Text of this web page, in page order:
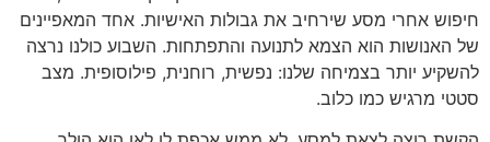
חיפוש אחרי מסע שירחיב את גבולות האישיות. אחד המאפיינים
של האנושות הוא הצמא לתנועה והתפתחות. השבוע כולנו נרצה
להשקיע יותר בצמיחה שלנו: נפשית, רוחנית, פילוסופית. מצב
סטטי מרגיש כמו כלוב.